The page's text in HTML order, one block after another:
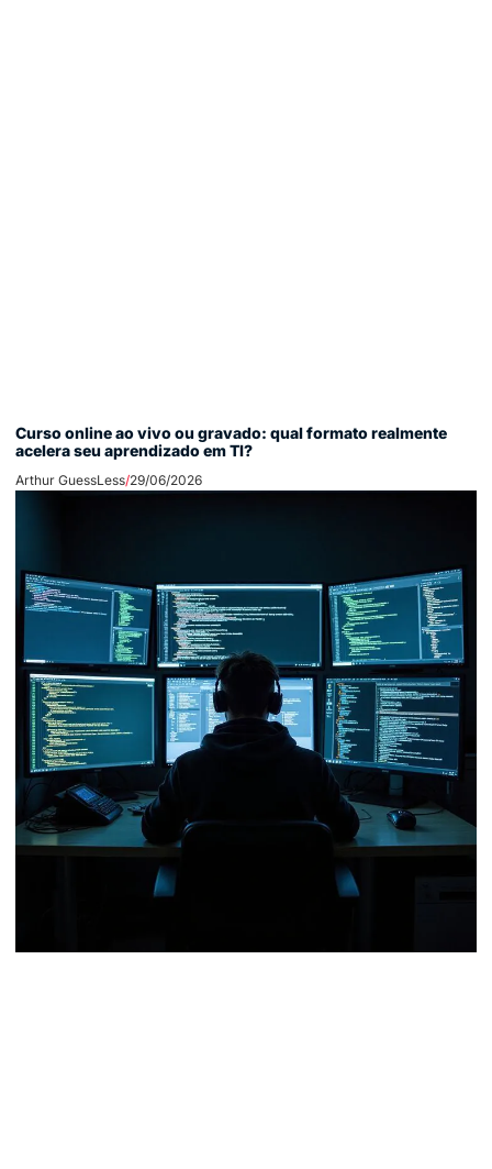
Curso online ao vivo ou gravado: qual formato realmente
acelera seu aprendizado em TI?
Arthur GuessLess 29/06/2026